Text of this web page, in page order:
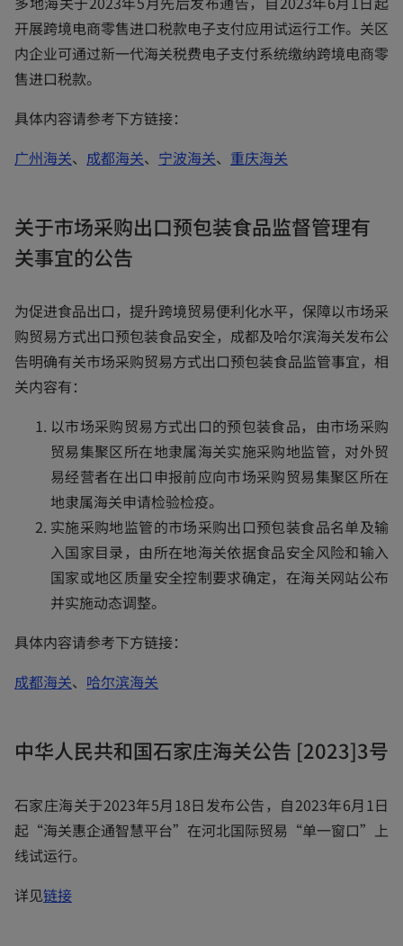
w
t
a
开展跨境电商零售进口税款电子支付应用试运行工作。关区
内企业可通过新一代海关税费电子支付系统缴纳跨境电商零
售进口税款。
具体内容请参考下方链接：
广州海关o
n
s
n
a
n
e
t
a
b
、 成都海关o
n
n
a
n
t
a
b
、 宁波海关o
n
n
a
n
t
a
b
、 重庆海关
n
a
n
t
a
b
关于市场采购出口预包装食品监督管理有
关事宜的公告
为促进食品出口，提升跨境贸易便利化水平，保障以市场采
购贸易方式出口预包装食品安全，成都及哈尔滨海关发布公
告明确有关市场采购贸易方式出口预包装食品监管事宜，相
关内容有：
以市场采购贸易方式出口的预包装食品，由市场采购
贸易集聚区所在地隶属海关实施采购地监管，对外贸
易经营者在出口申报前应向市场采购贸易集聚区所在
地隶属海关申请检验检疫。
实施采购地监管的市场采购出口预包装食品名单及输
入国家目录，由所在地海关依据食品安全风险和输入
国家或地区质量安全控制要求确定，在海关网站公布
并实施动态调整。
具体内容请参考下方链接：
成都海关o
n
i
n
a
e
、 哈尔滨海关
n
i
n
中华人民共和国石家庄海关公告 [2023]3号
石家庄海关于2023年5月18日发布公告，自2023年6月1日
起“海关惠企通智慧平台”在河北国际贸易“单一窗口”上
线试运行。
详见链接o